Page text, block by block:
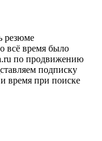
резюме
всё время было
по продвижению
подписку
время при поиске